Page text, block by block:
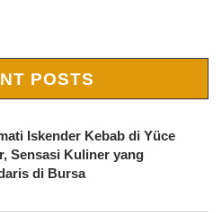
POSTS
Iskender Kebab di Yüce
Sensasi Kuliner yang
di Bursa